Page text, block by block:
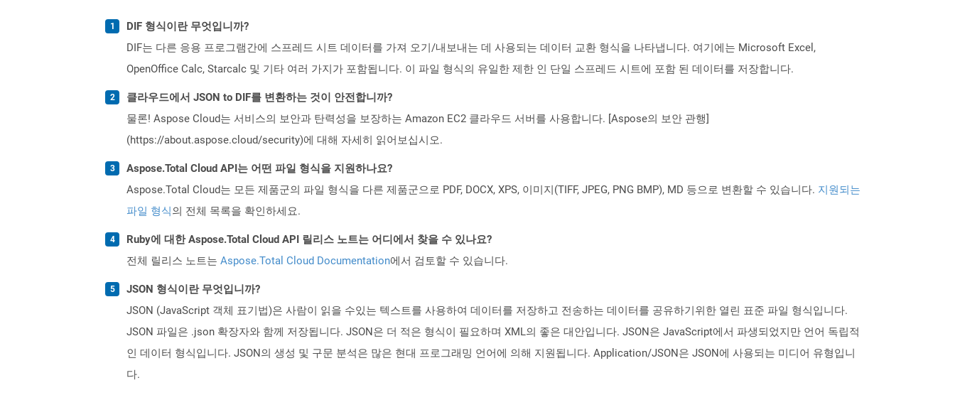
DIF 형식이란 무엇입니까?
DIF는 다른 응용 프로그램간에 스프레드 시트 데이터를 가져 오기/내보내는 데 사용되는 데이터 교환 형식을 나타냅니다. 여기에는 Microsoft Excel,
OpenOffice Calc, Starcalc 및 기타 여러 가지가 포함됩니다. 이 파일 형식의 유일한 제한 인 단일 스프레드 시트에 포함 된 데이터를 저장합니다.
클라우드에서 JSON to DIF를 변환하는 것이 안전합니까?
물론! Aspose Cloud는 서비스의 보안과 탄력성을 보장하는 Amazon EC2 클라우드 서버를 사용합니다. [Aspose의 보안 관행]
(https://about.aspose.cloud/security)에 대해 자세히 읽어보십시오.
Aspose.Total Cloud API는 어떤 파일 형식을 지원하나요?
Aspose.Total Cloud는 모든 제품군의 파일 형식을 다른 제품군으로 PDF, DOCX, XPS, 이미지(TIFF, JPEG, PNG BMP), MD 등으로 변환할 수 있습니다. 지원되는
파일 형식의 전체 목록을 확인하세요.
Ruby에 대한 Aspose.Total Cloud API 릴리스 노트는 어디에서 찾을 수 있나요?
전체 릴리스 노트는 Aspose.Total Cloud Documentation에서 검토할 수 있습니다.
JSON 형식이란 무엇입니까?
JSON (JavaScript 객체 표기법)은 사람이 읽을 수있는 텍스트를 사용하여 데이터를 저장하고 전송하는 데이터를 공유하기위한 열린 표준 파일 형식입니다.
JSON 파일은 .json 확장자와 함께 저장됩니다. JSON은 더 적은 형식이 필요하며 XML의 좋은 대안입니다. JSON은 JavaScript에서 파생되었지만 언어 독립적
인 데이터 형식입니다. JSON의 생성 및 구문 분석은 많은 현대 프로그래밍 언어에 의해 지원됩니다. Application/JSON은 JSON에 사용되는 미디어 유형입니
다.